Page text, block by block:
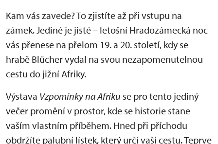
Kam vás zavede? To zjistíte až při vstupu na
zámek. Jediné je jisté – letošní Hradozámecká noc
vás přenese na přelom 19. a 20. století, kdy se
hrabě Blücher vydal na svou nezapomenutelnou
cestu do jižní Afriky.
Výstava Vzpomínky na Afriku se pro tento jediný
večer promění v prostor, kde se historie stane
vaším vlastním příběhem. Hned při příchodu
obdržíte palubní lístek, který určí vaši cestu. Teprve